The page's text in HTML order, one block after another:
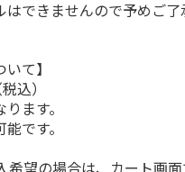
できませんので予めご了
て】
込）
ます。
です。
望の場合は、カート画